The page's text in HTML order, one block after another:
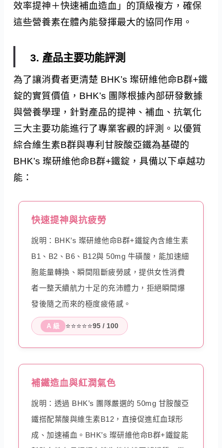
效率提神＋快速補血造血」的頂級複方，確保
這些營養素在體內能發揮最大的協同作用。
3. 產品主要功能評測
為了讓消費者更清楚 BHK’s 璨研維他命B群+鐵
錠的實質價值，BHK’s 團隊根據內部研發數據
與營養學理，針對產品的提神、補血、抗氧化
三大主要功能進行了專業客觀的評測。以優質
綜合維生素B群與專利甘胺酸亞鐵為基礎的
BHK’s 璨研維他命B群+鐵錠，具備以下卓越功
能：
快速提神與抗疲勞
說明：BHK’s 璨研維他命B群+鐵錠內含維生素
B1、B2、B6、B12與 50mg 牛磺酸，能加速細
胞能量轉換、瞬間阻斷疲勞感，提供女性消費
者一整天續航力十足的充沛體力，拒絕瞬間爆
發後隨之而來的極度疲倦感。
A 級 ⭐⭐⭐⭐⭐95 / 100
補鐵造血與紅潤氣色
說明：透過 BHK’s 團隊嚴選的 50mg 甘胺酸亞
鐵搭配葉酸與維生素B12，直接促進紅血球形
成、加速補血。BHK’s 璨研維他命B群+鐵錠能